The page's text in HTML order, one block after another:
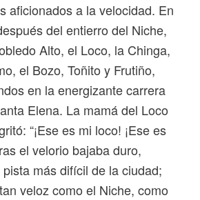
aficionados a la velocidad. En
del entierro del Niche,
Alto, el Loco, la Chinga,
el Bozo, Toñito y Frutiño,
en la energizante carrera
Elena. La mamá del Loco
“¡Ese es mi loco! ¡Ese es
el velorio bajaba duro,
más difícil de la ciudad;
veloz como el Niche, como